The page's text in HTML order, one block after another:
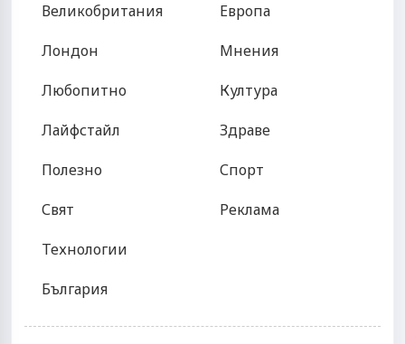
Великобритания
Лондон
Любопитно
Лайфстайл
Полезно
Свят
Технологии
България
Европа
Мнения
Култура
Здраве
Спорт
Реклама